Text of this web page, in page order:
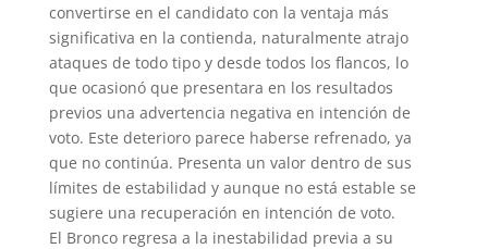
convertirse en el candidato con la ventaja más
significativa en la contienda, naturalmente atrajo
ataques de todo tipo y desde todos los flancos, lo
que ocasionó que presentara en los resultados
previos una advertencia negativa en intención de
voto. Este deterioro parece haberse refrenado, ya
que no continúa. Presenta un valor dentro de sus
límites de estabilidad y aunque no está estable se
sugiere una recuperación en intención de voto.
El Bronco regresa a la inestabilidad previa a su